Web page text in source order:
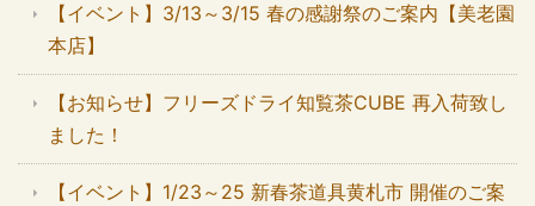
【イベント】3/13～3/15 春の感謝祭のご案内【美老園
本店】
【お知らせ】フリーズドライ知覧茶CUBE 再入荷致し
ました！
【イベント】1/23～25 新春茶道具黄札市 開催のご案